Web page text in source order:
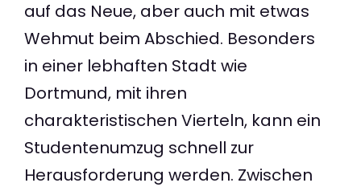
auf das Neue, aber auch mit etwas
Wehmut beim Abschied. Besonders
in einer lebhaften Stadt wie
Dortmund, mit ihren
charakteristischen Vierteln, kann ein
Studentenumzug schnell zur
Herausforderung werden. Zwischen